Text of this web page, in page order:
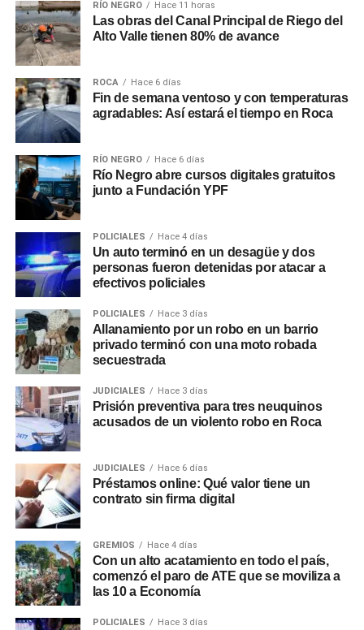
RÍO NEGRO Hace 11 horas
Las obras del Canal Principal de Riego del
Alto Valle tienen 80% de avance
ROCA Hace 6 días
Fin de semana ventoso y con temperaturas
agradables: Así estará el tiempo en Roca
RÍO NEGRO Hace 6 días
Río Negro abre cursos digitales gratuitos
junto a Fundación YPF
POLICIALES Hace 4 días
Un auto terminó en un desagüe y dos
personas fueron detenidas por atacar a
efectivos policiales
POLICIALES Hace 3 días
Allanamiento por un robo en un barrio
privado terminó con una moto robada
secuestrada
JUDICIALES Hace 3 días
Prisión preventiva para tres neuquinos
acusados de un violento robo en Roca
JUDICIALES Hace 6 días
Préstamos online: Qué valor tiene un
contrato sin firma digital
GREMIOS Hace 4 días
Con un alto acatamiento en todo el país,
comenzó el paro de ATE que se moviliza a
las 10 a Economía
POLICIALES Hace 3 días